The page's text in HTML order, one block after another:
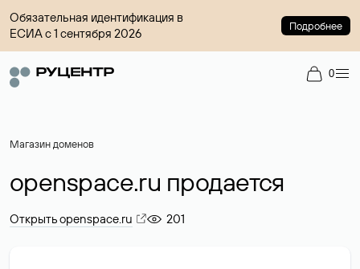
Обязательная идентификация в
ЕСИА с 1 сентября 2026
Подробнее
0
Магазин доменов
openspace.ru продается
Открыть openspace.ru 201